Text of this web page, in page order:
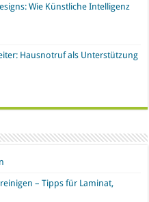
Wie Künstliche Intelligenz
Hausnotruf als Unterstützung
– Tipps für Laminat,